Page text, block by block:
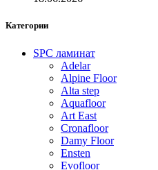
Категории
SPC ламинат
Adelar
Alpine Floor
Alta step
Aquafloor
Art East
Cronafloor
Damy Floor
Ensten
Evofloor